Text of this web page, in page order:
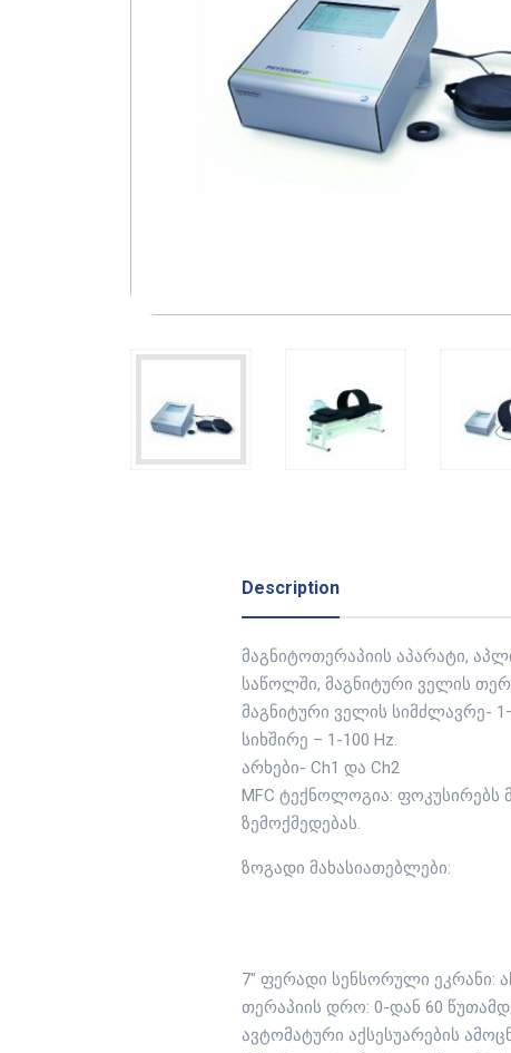
Description
მაგნიტოთერაპიის აპარატი,
საწოლში, მაგნიტური ველის
მაგნიტური ველის სიმძლავრე-
სიხშირე – 1-100 Hz.
არხები- Ch1 და Ch2
MFC ტექნოლოგია: ფოკუსირებს
ზემოქმედებას.
ზოგადი მახასიათებლები:
7″ ფერადი სენსორული ეკრანი:
თერაპიის დრო: 0-დან 60
ავტომატური აქსესუარების